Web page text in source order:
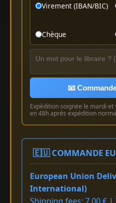
Virement (IBAN/BIC)
Chèque
📧
Expédition soignée le mardi
en 48h après expédition
🇪🇺 COMMANDE
European Union
International)
Shipping fees: 7.00 € |